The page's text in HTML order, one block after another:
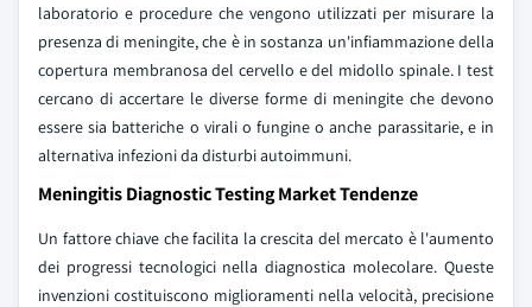
laboratorio e procedure che vengono utilizzati per misurare la
presenza di meningite, che è in sostanza un'infiammazione della
copertura membranosa del cervello e del midollo spinale. I test
cercano di accertare le diverse forme di meningite che devono
essere sia batteriche o virali o fungine o anche parassitarie, e in
alternativa infezioni da disturbi autoimmuni.
Meningitis Diagnostic Testing Market Tendenze
Un fattore chiave che facilita la crescita del mercato è l'aumento
dei progressi tecnologici nella diagnostica molecolare. Queste
invenzioni costituiscono miglioramenti nella velocità, precisione